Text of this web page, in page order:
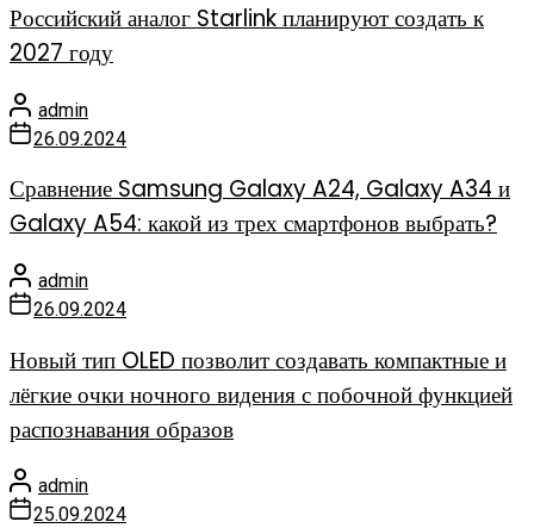
Российский аналог Starlink планируют создать к
2027 году
admin
26.09.2024
Сравнение Samsung Galaxy A24, Galaxy A34 и
Galaxy A54: какой из трех смартфонов выбрать?
admin
26.09.2024
Новый тип OLED позволит создавать компактные и
лёгкие очки ночного видения с побочной функцией
распознавания образов
admin
25.09.2024